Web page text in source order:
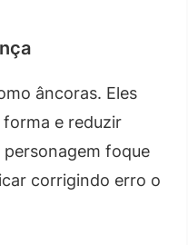
âncoras. Eles
e reduzir
foque
corrigindo erro o